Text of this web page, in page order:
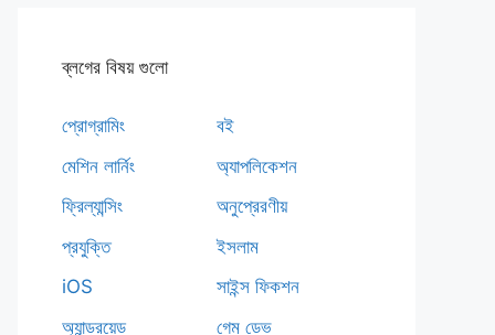
ব্লগের বিষয় গুলো
প্রোগ্রামিং
মেশিন লার্নিং
ফ্রিল্যান্সিং
প্রযুক্তি
iOS
অ্যান্ড্রয়েড
বই
অ্যাপলিকেশন
অনুপ্রেরণীয়
ইসলাম
সাইন্স ফিকশন
গেম ডেভ